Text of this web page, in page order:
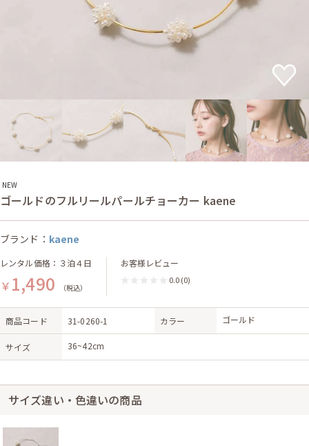
NEW
ゴールドのフルリールパールチョーカー kaene
ブランド： kaene
レンタル価格：３泊４日
￥ 1,490 （税込）
お客様レビュー
0.0 (0)
商品コード 31-0260-1 カラー ゴールド
サイズ 36~42cm
サイズ違い・色違いの商品